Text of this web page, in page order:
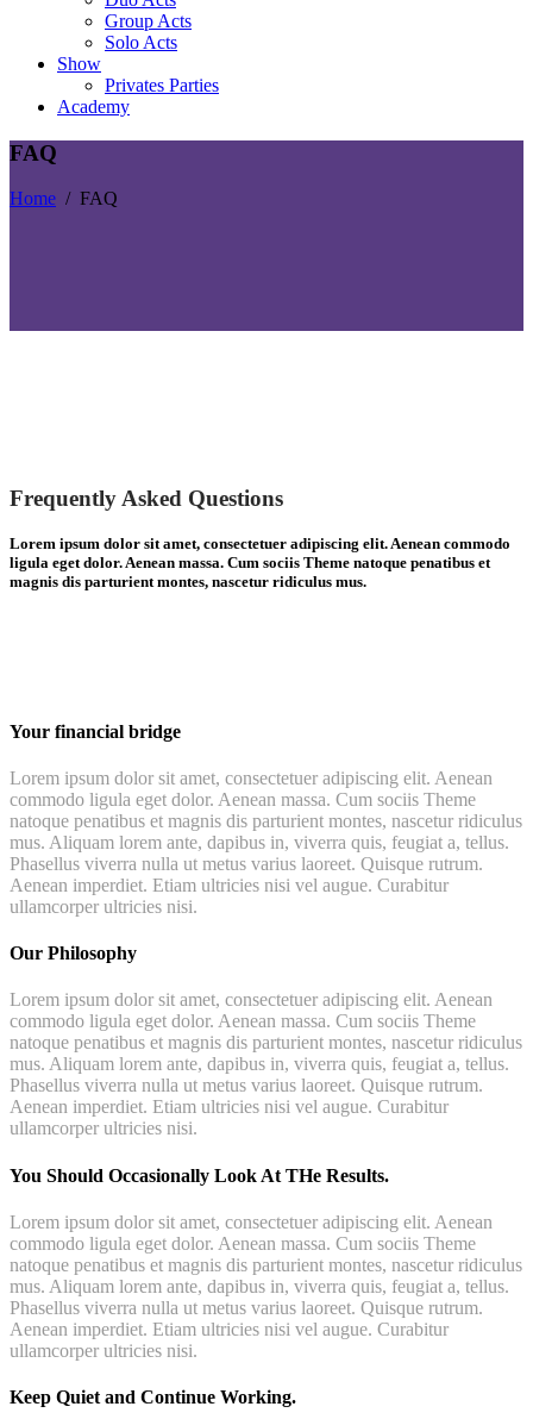
Group Acts
Solo Acts
Show
Privates Parties
Academy
FAQ
Home / FAQ
Frequently Asked Questions
Lorem ipsum dolor sit amet, consectetuer adipiscing elit. Aenean commodo
ligula eget dolor. Aenean massa. Cum sociis Theme natoque penatibus et
magnis dis parturient montes, nascetur ridiculus mus.
Your financial bridge
Lorem ipsum dolor sit amet, consectetuer adipiscing elit. Aenean
commodo ligula eget dolor. Aenean massa. Cum sociis Theme
natoque penatibus et magnis dis parturient montes, nascetur ridiculus
mus. Aliquam lorem ante, dapibus in, viverra quis, feugiat a, tellus.
Phasellus viverra nulla ut metus varius laoreet. Quisque rutrum.
Aenean imperdiet. Etiam ultricies nisi vel augue. Curabitur
ullamcorper ultricies nisi.
Our Philosophy
Lorem ipsum dolor sit amet, consectetuer adipiscing elit. Aenean
commodo ligula eget dolor. Aenean massa. Cum sociis Theme
natoque penatibus et magnis dis parturient montes, nascetur ridiculus
mus. Aliquam lorem ante, dapibus in, viverra quis, feugiat a, tellus.
Phasellus viverra nulla ut metus varius laoreet. Quisque rutrum.
Aenean imperdiet. Etiam ultricies nisi vel augue. Curabitur
ullamcorper ultricies nisi.
You Should Occasionally Look At THe Results.
Lorem ipsum dolor sit amet, consectetuer adipiscing elit. Aenean
commodo ligula eget dolor. Aenean massa. Cum sociis Theme
natoque penatibus et magnis dis parturient montes, nascetur ridiculus
mus. Aliquam lorem ante, dapibus in, viverra quis, feugiat a, tellus.
Phasellus viverra nulla ut metus varius laoreet. Quisque rutrum.
Aenean imperdiet. Etiam ultricies nisi vel augue. Curabitur
ullamcorper ultricies nisi.
Keep Quiet and Continue Working.